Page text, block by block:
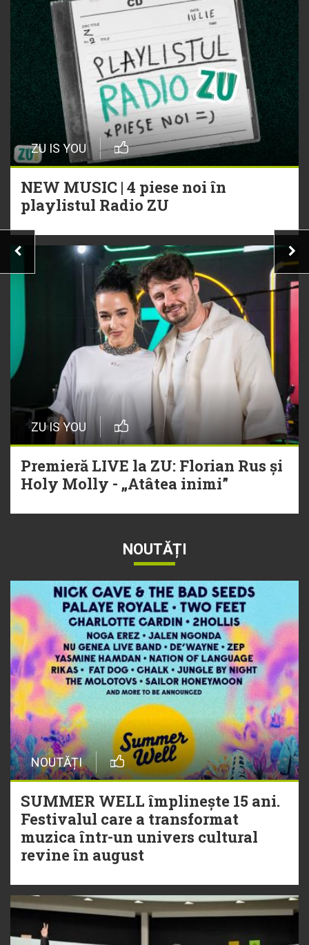
ZU IS YOU
NEW MUSIC | 4 piese noi în
playlistul Radio ZU
ZU IS YOU
Premieră LIVE la ZU: Florian Rus și
Holy Molly - „Atâtea inimi”
NOUTĂȚI
NOUTĂȚI
SUMMER WELL împlinește 15 ani.
Festivalul care a transformat
muzica într-un univers cultural
revine în august